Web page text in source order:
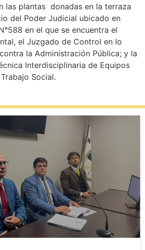
las plantas donadas en la terraza
del Poder Judicial ubicado en
en el que se encuentra el
el Juzgado de Control en lo
la Administración Pública; y la
Interdisciplinaria de Equipos
Social.